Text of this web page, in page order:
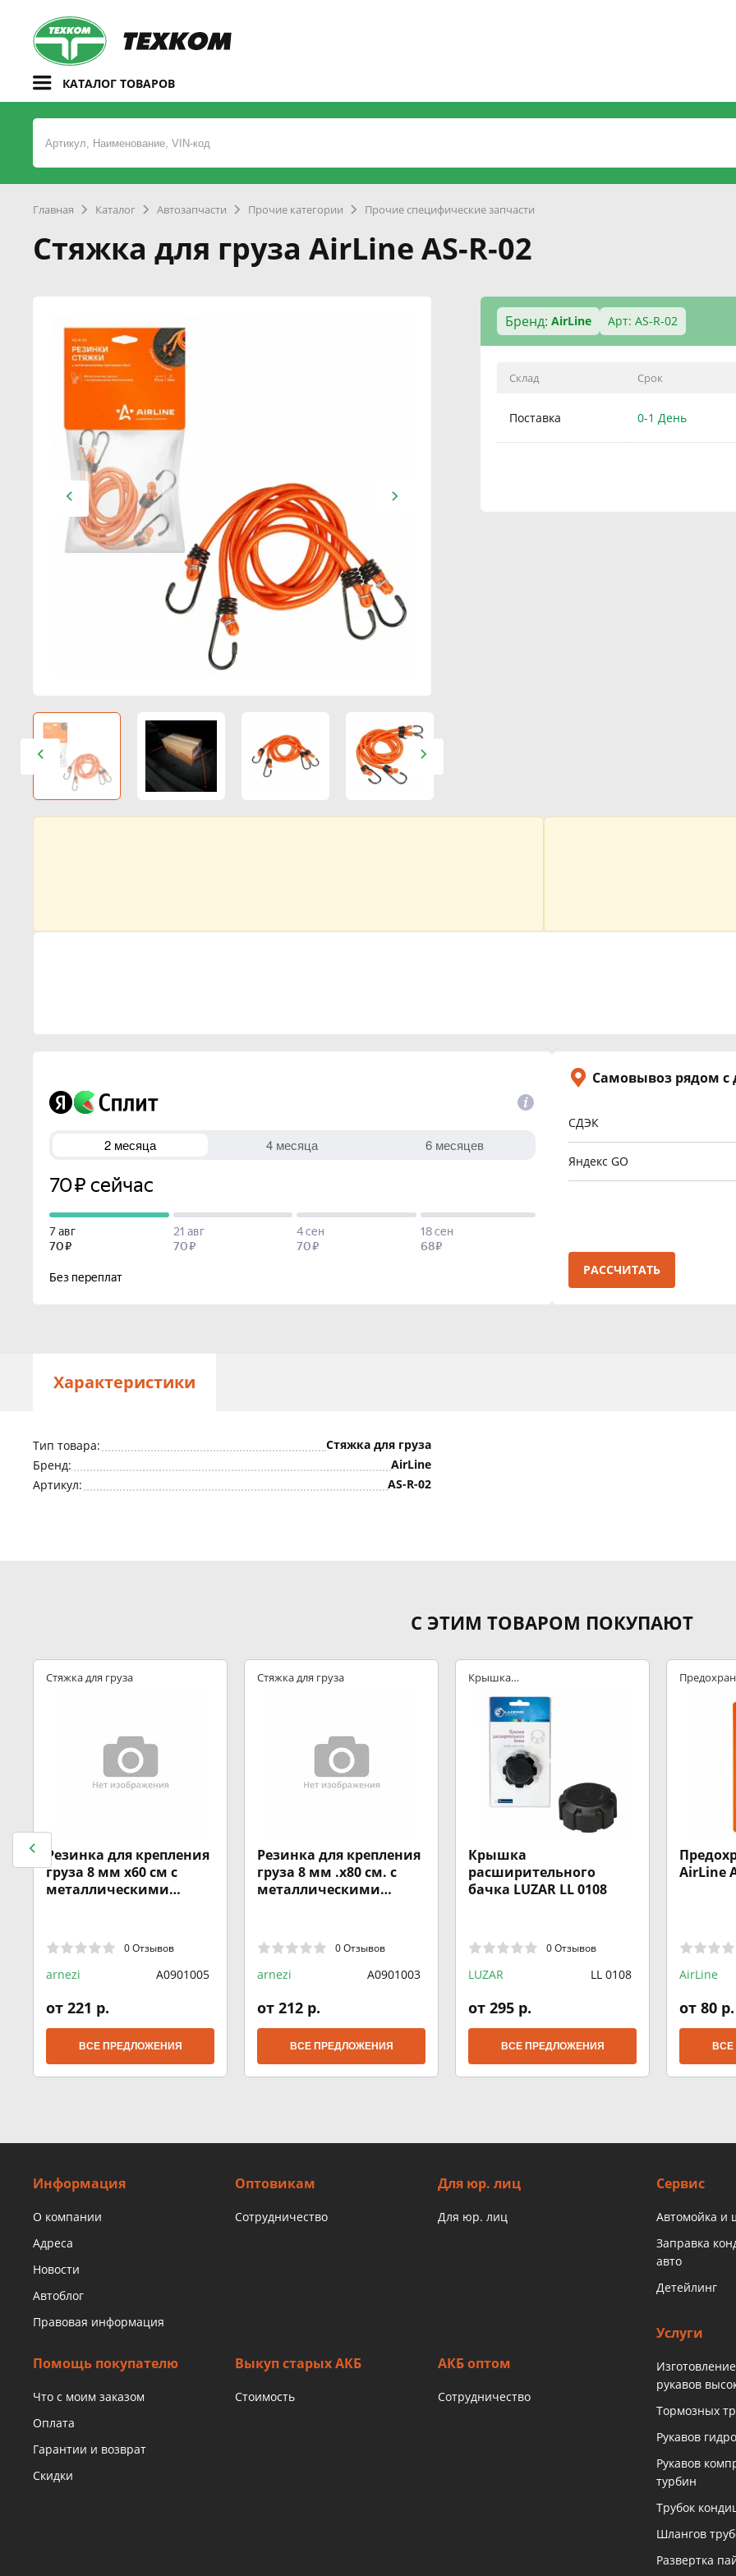
КАТАЛОГ ТОВАРОВ
Главная Каталог Автозапчасти Прочие категории Прочие специфические запчасти
Стяжка для груза AirLine AS-R-02
Бренд: AirLine Арт: AS-R-02
Склад Срок
Поставка 0-1 День
Самовывоз рядом
СДЭК
Яндекс GO
РАССЧИТАТЬ
Характеристики
Тип товара:
Стяжка для груза
Бренд:
AirLine
Артикул:
AS-R-02
С ЭТИМ ТОВАРОМ ПОКУПАЮТ
Стяжка для груза
Резинка для крепления
груза 8 мм x60 см с
металлическими
0 Отзывов
arnezi A0901005
от 221 р.
ВСЕ ПРЕДЛОЖЕНИЯ
Стяжка для груза
Резинка для крепления
груза 8 мм .x80 см. с
металлическими
0 Отзывов
arnezi A0901003
от 212 р.
ВСЕ ПРЕДЛОЖЕНИЯ
Крышка
расширительного
бачка
Крышка
расширительного
бачка LUZAR LL 0108
0 Отзывов
LUZAR LL 0108
от 295 р.
ВСЕ ПРЕДЛОЖЕНИЯ
AirLine
AirLine
от 80 р.
Информация
О компании
Адреса
Новости
Автоблог
Правовая информация
Оптовикам
Сотрудничество
Для юр. лиц
Для юр. лиц
Помощь покупателю
Что с моим заказом
Оплата
Гарантии и возврат
Скидки
Выкуп старых АКБ
Стоимость
АКБ оптом
Сотрудничество
Сервис
Автомойка и
Заправка
авто
Детейлинг
Услуги
рукавов
Тормозных
Рукавов
Рукавов
турбин
Трубок
Шлангов
Развертка